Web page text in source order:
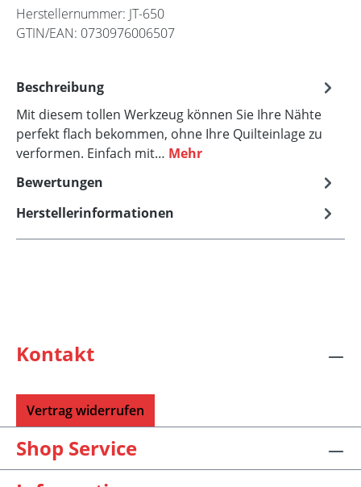
Herstellernummer: JT-650
GTIN/EAN: 0730976006507
Beschreibung
Mit diesem tollen Werkzeug können Sie Ihre Nähte
perfekt flach bekommen, ohne Ihre Quilteinlage zu
verformen. Einfach mit… Mehr
Bewertungen
Herstellerinformationen
Kontakt
Vertrag widerrufen
Shop Service